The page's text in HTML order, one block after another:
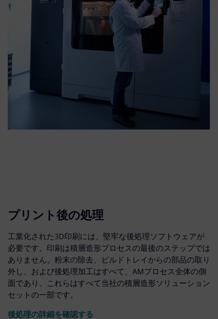
プリント後の処理
工業化された3D印刷には、堅牢な後処理ソフトウェアが
必要です。印刷は積層造形プロセスの最後のステップでは
ありません。粉末の除去、ビルドトレイからの部品の取り
外し、および後処理加工はすべて、AMプロセス全体の側
面であり、これらはすべて当社の積層造形ソリューション
セットの一部です。
後処理の詳細を確認する